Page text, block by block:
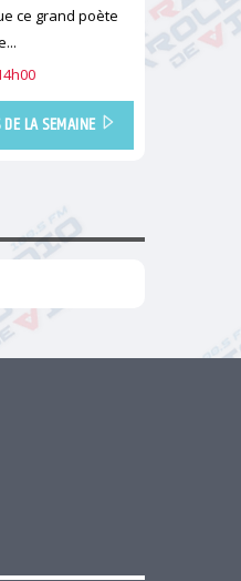
ce grand poète
DE LA SEMAINE